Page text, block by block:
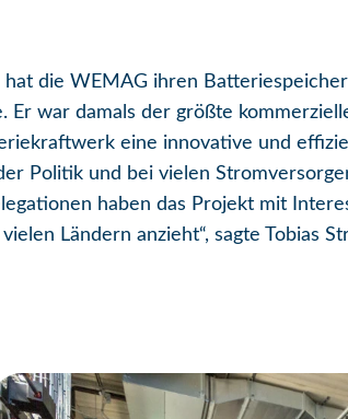
hat die WEMAG ihren
Er war damals der größte
eine innovative und
Politik und bei vielen
haben das Projekt mit
vielen Ländern anzieht“, sagte Tobias